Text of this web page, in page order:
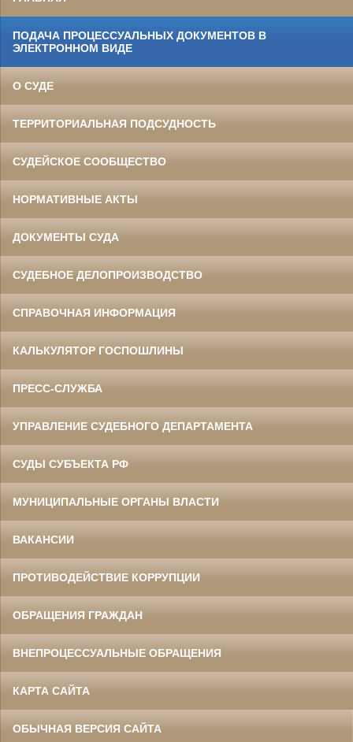
ПОДАЧА ПРОЦЕССУАЛЬНЫХ ДОКУМЕНТОВ В
ЭЛЕКТРОННОМ ВИДЕ
О СУДЕ
ТЕРРИТОРИАЛЬНАЯ ПОДСУДНОСТЬ
СУДЕЙСКОЕ СООБЩЕСТВО
НОРМАТИВНЫЕ АКТЫ
ДОКУМЕНТЫ СУДА
СУДЕБНОЕ ДЕЛОПРОИЗВОДСТВО
СПРАВОЧНАЯ ИНФОРМАЦИЯ
КАЛЬКУЛЯТОР ГОСПОШЛИНЫ
ПРЕСС-СЛУЖБА
УПРАВЛЕНИЕ СУДЕБНОГО ДЕПАРТАМЕНТА
СУДЫ СУБЪЕКТА РФ
МУНИЦИПАЛЬНЫЕ ОРГАНЫ ВЛАСТИ
ВАКАНСИИ
ПРОТИВОДЕЙСТВИЕ КОРРУПЦИИ
ОБРАЩЕНИЯ ГРАЖДАН
ВНЕПРОЦЕССУАЛЬНЫЕ ОБРАЩЕНИЯ
КАРТА САЙТА
ОБЫЧНАЯ ВЕРСИЯ САЙТА